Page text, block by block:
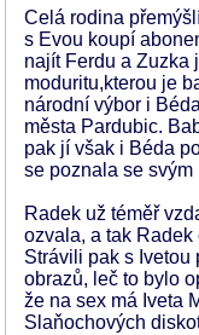
Celá rodina
s Evou koupí
najít Ferdu a Zuzka
moduritu,kterou je
národní výbor i
města Pardubic.
pak jí však i Béda
se poznala se svým
Radek už téměř
ozvala, a tak
Strávili pak s Ivetou
obrazů, leč to bylo
že na sex má Iveta
Slaňochových